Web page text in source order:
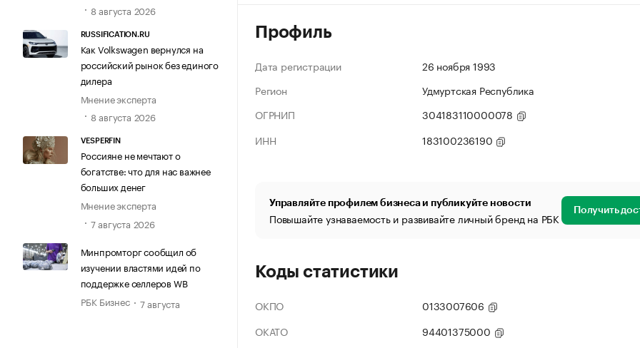
8 августа 2026
RUSSIFICATION.RU
Как Volkswagen вернулся на
российский рынок без единого
дилера
Мнение эксперта
8 августа 2026
VESPERFIN
Россияне не мечтают о
богатстве: что для нас важнее
больших денег
Мнение эксперта
7 августа 2026
Минпромторг сообщил об
изучении властями идей по
поддержке селлеров WB
РБК Бизнес
7 августа
Профиль
Дата регистрации
26 ноября 1993
Регион
Удмуртская Республика
ОГРНИП
304183110000078
ИНН
183100236190
Управляйте профилем бизнеса и публикуйте новости
Повышайте узнаваемость и развивайте личный бренд на РБК Получить
Коды статистики
ОКПО
0133007606
ОКАТО
94401375000